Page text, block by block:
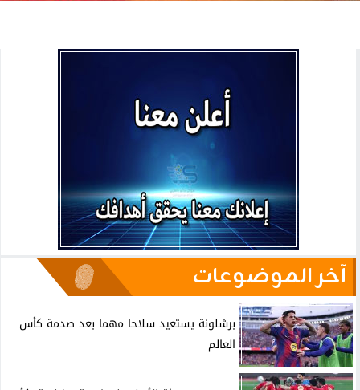
آخر الموضوعات
برشلونة يستعيد سلاحا مهما بعد صدمة كأس
العالم